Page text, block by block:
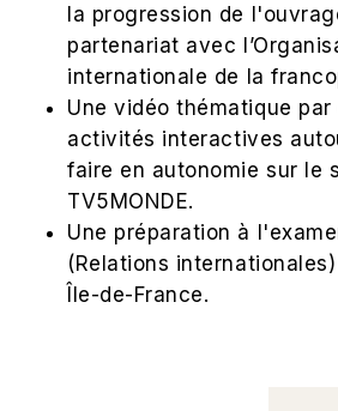
la progression de
partenariat avec
internationale de la
Une vidéo thématique
activités interactives
faire en autonomie sur le
TV5MONDE.
Une préparation à
(Relations
Île-de-France.